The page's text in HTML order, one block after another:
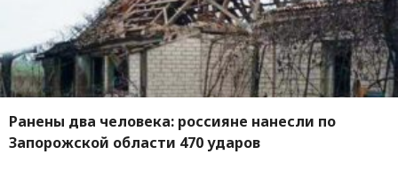
Ранены два человека: россияне нанесли по
Запорожской области 470 ударов